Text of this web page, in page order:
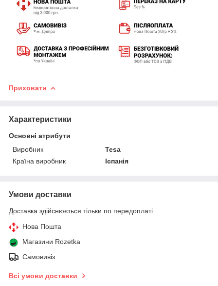
Приховати
Характеристики
Основні атрибути
Виробник
Tesa
Країна виробник
Іспанія
Умови доставки
Доставка здійснюється тільки по передоплаті.
Нова Пошта
Магазини Rozetka
Самовивіз
Всі умови доставки